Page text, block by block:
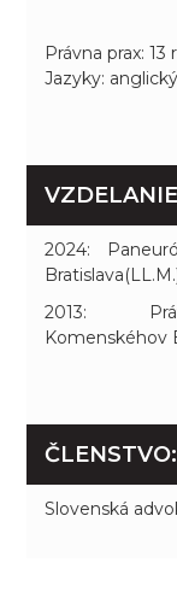
Právna prax: 13
Jazyky: anglický
2024:
2013:
Komenskéhov
ČLENSTVO:
Slovenská